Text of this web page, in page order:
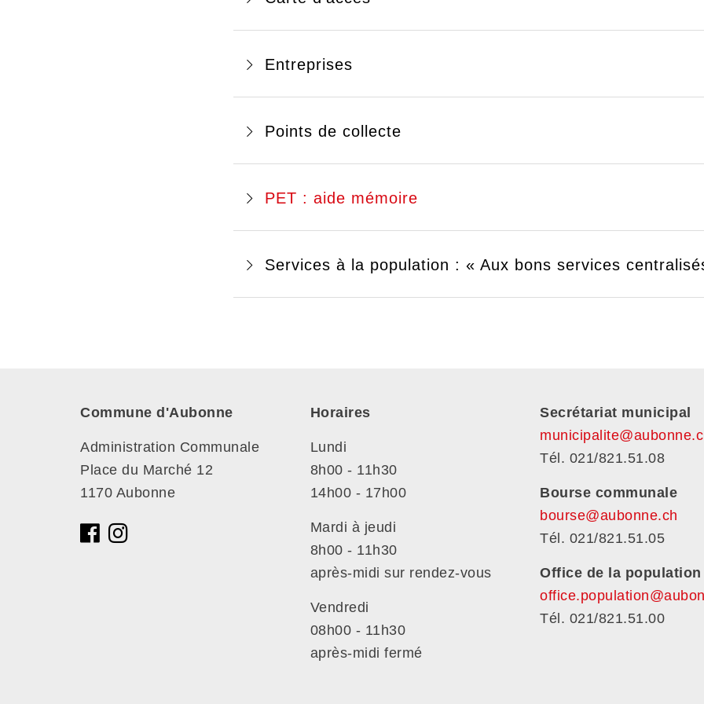
Entreprises
Points de collecte
PET : aide mémoire
Services à la population : « Aux bons services
Commune d'Aubonne
Administration Communale
Place du Marché 12
1170 Aubonne
Horaires
Lundi
8h00 - 11h30
14h00 - 17h00
Mardi à jeudi
8h00 - 11h30
après-midi sur rendez-vous
Vendredi
08h00 - 11h30
après-midi fermé
Secrétariat municipal
Tél. 021/821.51.08
Bourse communale
bourse@aubonne.ch
Tél. 021/821.51.05
Office de la population
Tél. 021/821.51.00